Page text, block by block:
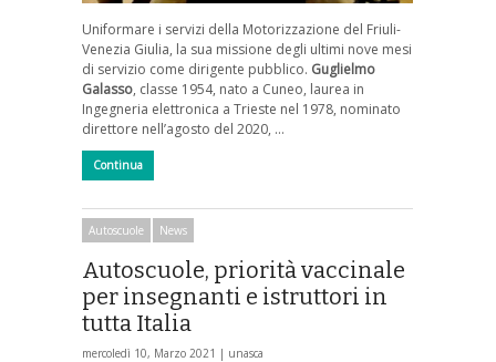
Uniformare i servizi della Motorizzazione del Friuli-
Venezia Giulia, la sua missione degli ultimi nove mesi
di servizio come dirigente pubblico. Guglielmo
Galasso, classe 1954, nato a Cuneo, laurea in
Ingegneria elettronica a Trieste nel 1978, nominato
direttore nell’agosto del 2020, …
Continua
Autoscuole News
Autoscuole, priorità vaccinale
per insegnanti e istruttori in
tutta Italia
mercoledì 10, Marzo 2021 | unasca